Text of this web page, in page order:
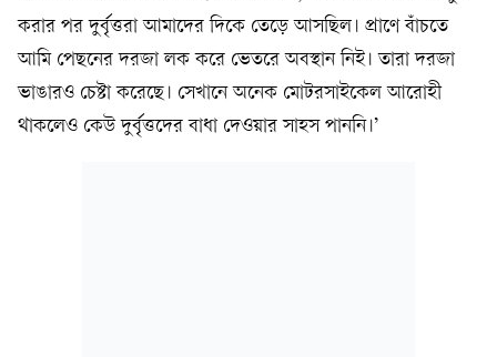
করার পর দুর্বৃত্তরা আমাদের দিকে তেড়ে আসছিল। প্রাণে বাঁচতে
আমি পেছনের দরজা লক করে ভেতরে অবস্থান নিই। তারা দরজা
ভাঙারও চেষ্টা করেছে। সেখানে অনেক মোটরসাইকেল আরোহী
থাকলেও কেউ দুর্বৃত্তদের বাধা দেওয়ার সাহস পাননি।’